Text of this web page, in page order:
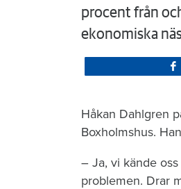
procent från
ekonomiska
Håkan Dahlgren
Boxholmshus.
– Ja, vi kände
problemen. Drar